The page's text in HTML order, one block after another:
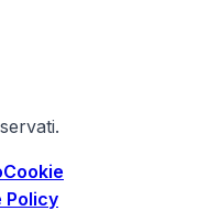
Cookie
Policy